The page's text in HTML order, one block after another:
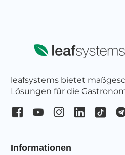
leafsystems bietet
Lösungen für die
Informationen